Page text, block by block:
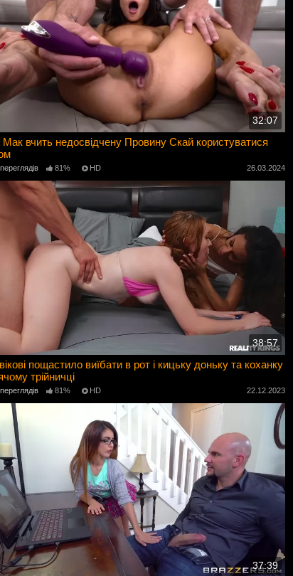
32:07
вчить недосвідчену Провину Скай користуватися
81% HD 26.03.2024
38:57
пощастило виїбати в рот і кицьку доньку та коханку
трійничці
81% HD 22.12.2023
37:39